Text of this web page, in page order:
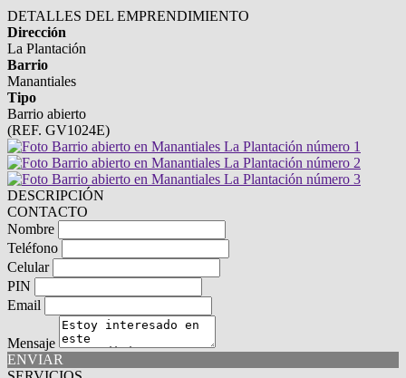
DETALLES DEL EMPRENDIMIENTO
Dirección
La Plantación
Barrio
Manantiales
Tipo
Barrio abierto
(REF. GV1024E)
DESCRIPCIÓN
CONTACTO
Nombre
Teléfono
Celular
PIN
Email
Mensaje
ENVIAR